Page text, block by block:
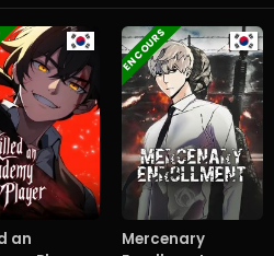
November 23, 2024
Volume 29
November 23, 2024
Volume 27
November 23, 2024
Volume 25
November 23, 2024
an
EN COURS
Mercenary